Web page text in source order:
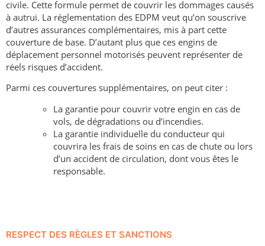
civile. Cette formule permet de couvrir les dommages causés
à autrui. La réglementation des EDPM veut qu’on souscrive
d’autres assurances complémentaires, mis à part cette
couverture de base. D’autant plus que ces engins de
déplacement personnel motorisés peuvent représenter de
réels risques d’accident.
Parmi ces couvertures supplémentaires, on peut citer :
La garantie pour couvrir votre engin en cas de
vols, de dégradations ou d’incendies.
La garantie individuelle du conducteur qui
couvrira les frais de soins en cas de chute ou lors
d’un accident de circulation, dont vous êtes le
responsable.
RESPECT DES RÈGLES ET SANCTIONS